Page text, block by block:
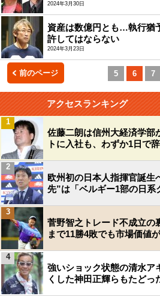
2024年3月30日
資産は数億円とも…執行猶
許してはならない
2024年3月23日
前のページ 5 6 7
アクセスランキング
佐藤二朗は信州大経済学部
トに入社も、わずか1日で
1
欧州初の日本人指揮官誕生
先”は「ベルギー1部の日系
2
菅野智之トレード不成立
まで11勝4敗でも市場価値
3
強いショック状態の清水
くした神田正輝らもたどっ
4